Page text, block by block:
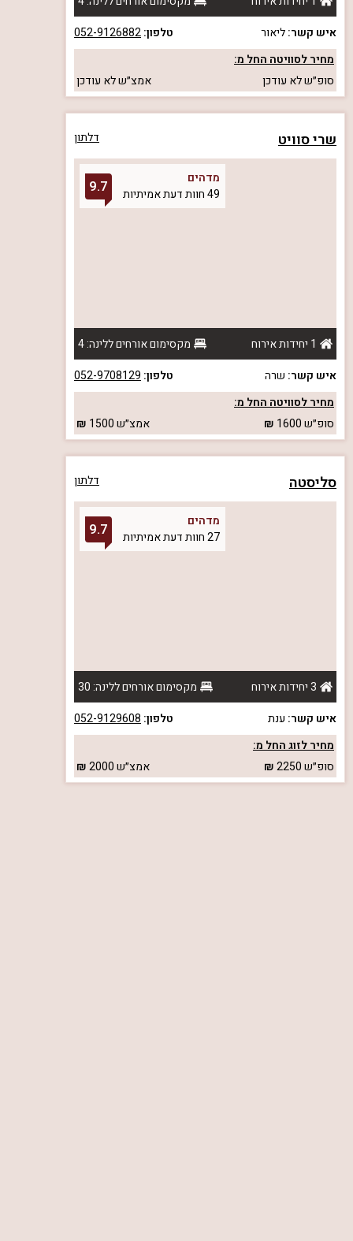
איש קשר:ליאור טלפון:052-9126882
מחיר לסוויטה החל מ:
סופ״שלא עודכן אמצ״שלא עודכן
שרי סוויט דלתון
מדהים
49 חוות דעת אמיתיות
9.7
1 יחידות אירוח
מקסימום אורחים ללינה: 4
איש קשר: שרה טלפון: 052-9708129
מחיר לסוויטה החל מ:
סופ״ש1600 אמצ״ש1500
סליסטה דלתון
מדהים
27 חוות דעת אמיתיות
9.7
3 יחידות אירוח
מקסימום אורחים ללינה: 30
איש קשר: ענת טלפון: 052-9129608
מחיר לזוג החל מ:
סופ״ש2250 אמצ״ש2000